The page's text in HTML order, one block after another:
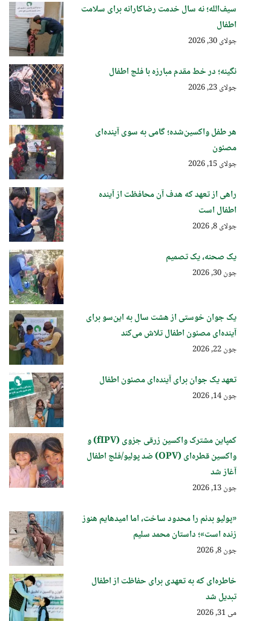
سیف‌الله؛ نه سال خدمت رضاکارانه برای سلامت
اطفال
جولای 30, 2026
نگینه؛ در خط مقدم مبارزه با فلج اطفال
جولای 23, 2026
هر طفل واکسین‌شده؛ گامی به سوی آینده‌ای
مصئون
جولای 15, 2026
راهی از تعهد که هدف آن محافظت از آینده
اطفال است
جولای 8, 2026
یک صحنه، یک تصمیم
جون 30, 2026
یک جوان خوستی از هشت سال به این‌سو برای
آینده‌ای مصئون اطفال تلاش می‌کند
جون 22, 2026
تعهد یک جوان برای آینده‌ای مصئون اطفال
جون 14, 2026
کمپاین مشترک واکسین زرقی جزوی (fIPV) و
واکسین قطره‌ای (OPV) ضد پولیو/فلج اطفال
آغاز شد
جون 13, 2026
«پولیو بدنم را محدود ساخت، اما امیدهایم هنوز
زنده است»؛ داستان محمد سلیم
جون 8, 2026
خاطره‌ای که به تعهدی برای حفاظت از اطفال
تبدیل شد
می 31, 2026